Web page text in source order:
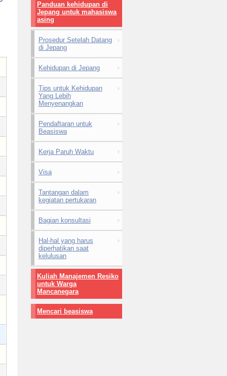
Panduan kehidupan di
Jepang untuk mahasiswa
asing
Prosedur Setelah Datang
di Jepang
Kehidupan di Jepang
Tips untuk Kehidupan
Yang Lebih
Menyenangkan
Pendaftaran untuk
Beasiswa
Kerja Paruh Waktu
Visa
Tantangan dalam
kegiatan pertukaran
Bagian konsultasi
Hal-hal yang harus
diperhatikan saat
kelulusan
Kuliah Manajemen Resiko
untuk Warga
Mancanegara
Mencari beasiswa